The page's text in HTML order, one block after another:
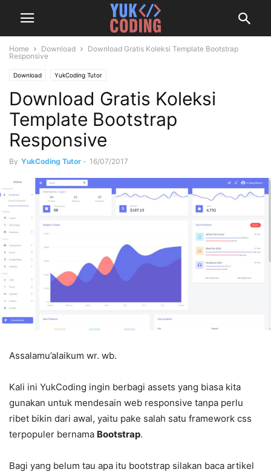
Home Download
Download Gratis Koleksi Template Bootstrap
Responsive
Download YukCoding Tutor
Download Gratis Koleksi
Template Bootstrap
Responsive
By YukCoding Tutor - 16/07/2017
Assalamu’alaikum wr. wb.
Kali ini YukCoding ingin berbagi assets yang biasa kita
gunakan untuk mendesain web responsive tanpa perlu
ribet bikin dari awal, yaitu pake salah satu framework css
terpopuler bernama Bootstrap.
Bagi yang belum tau apa itu bootstrap silakan baca artikel